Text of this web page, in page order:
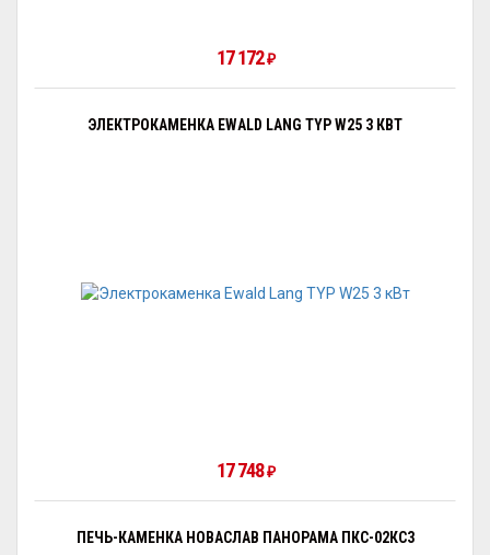
17 172 ₽
ЭЛЕКТРОКАМЕНКА EWALD LANG TYP W25 3 КВТ
17 748 ₽
ПЕЧЬ-КАМЕНКА НОВАСЛАВ ПАНОРАМА ПКС-02КС3